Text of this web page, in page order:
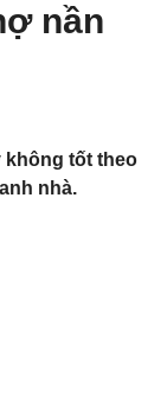
nần
không tốt theo
nhà.